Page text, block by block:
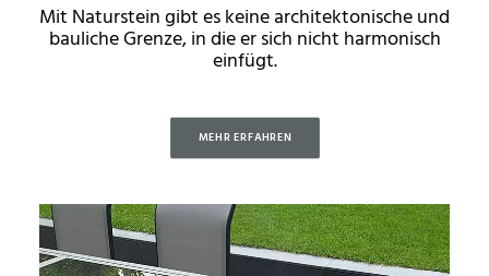
Mit Naturstein gibt es keine architektonische und
bauliche Grenze, in die er sich nicht harmonisch
einfügt.
MEHR ERFAHREN